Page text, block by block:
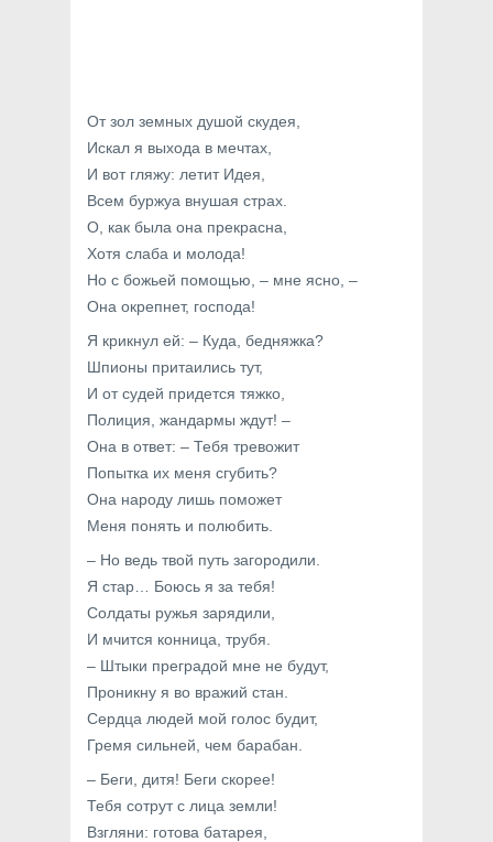
От зол земных душой скудея,
Искал я выхода в мечтах,
И вот гляжу: летит Идея,
Всем буржуа внушая страх.
О, как была она прекрасна,
Хотя слаба и молода!
Но с божьей помощью, – мне ясно, –
Она окрепнет, господа!
Я крикнул ей: – Куда, бедняжка?
Шпионы притаились тут,
И от судей придется тяжко,
Полиция, жандармы ждут! –
Она в ответ: – Тебя тревожит
Попытка их меня сгубить?
Она народу лишь поможет
Меня понять и полюбить.
– Но ведь твой путь загородили.
Я стар… Боюсь я за тебя!
Солдаты ружья зарядили,
И мчится конница, трубя.
– Штыки преградой мне не будут,
Проникну я во вражий стан.
Сердца людей мой голос будит,
Гремя сильней, чем барабан.
– Беги, дитя! Беги скорее!
Тебя сотрут с лица земли!
Взгляни: готова батарея,